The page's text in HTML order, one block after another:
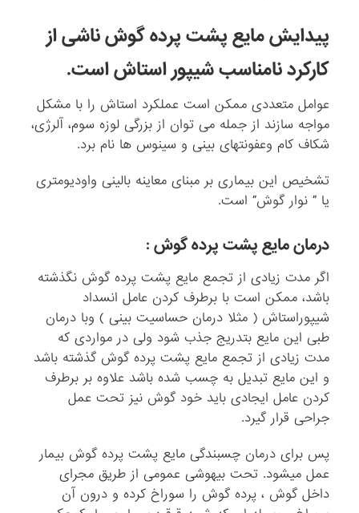
پیدایش مایع پشت پرده گوش ناشی از
کارکرد نامناسب شیپور استاش است.
عوامل متعددی ممکن است عملکرد استاش را با مشکل
مواجه سازند از جمله می توان از بزرگی لوزه سوم، آلرژی،
شکاف کام وعفونتهای بینی و سینوس ها نام برد.
تشخیص این بیماری بر مبنای معاینه بالینی واودیومتری
یا ” نوار گوش” است.
درمان مایع پشت پرده گوش :
اگر مدت زیادی از تجمع مایع پشت پرده گوش نگذشته
باشد، ممکن است با برطرف کردن عامل انسداد
شیپوراستاش ( مثلا درمان حساسیت بینی ) وبا درمان
طبی این مایع بتدریج جذب شود ولی در مواردی که
مدت زیادی از تجمع مایع پشت پرده گوش گذشته باشد
و این مایع تبدیل به چسب شده باشد علاوه بر برطرف
کردن عامل ایجادی باید خود گوش نیز تحت عمل
جراحی قرار گیرد.
پس برای درمان چسبندگی مایع پشت پرده گوش بیمار
عمل میشود. تحت بیهوشی عمومی از طریق مجرای
داخل گوش ، پرده گوش را سوراخ کرده و درون آن